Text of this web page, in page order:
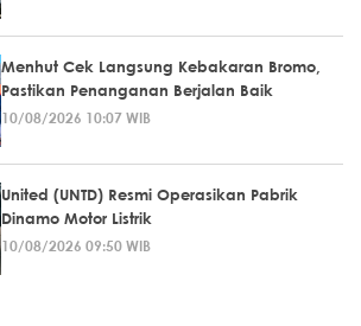
Menhut Cek Langsung Kebakaran Bromo,
Pastikan Penanganan Berjalan Baik
10/08/2026 10:07 WIB
United (UNTD) Resmi Operasikan Pabrik
Dinamo Motor Listrik
10/08/2026 09:50 WIB